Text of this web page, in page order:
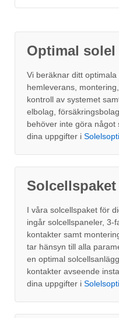
Optimal solel
Vi beräknar ditt optimala
hemleverans,
kontroll av systemet
elbolag,
behöver inte göra något
dina uppgifter i
Solcellspaket
I våra solcellspaket för
ingår solcellspaneler, 3-
kontakter samt
tar hänsyn till alla
en optimal
kontakter avseende
dina uppgifter i